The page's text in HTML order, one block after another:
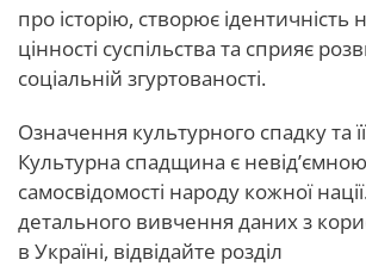
про історію, створює ідентичність
цінності суспільства та сприяє
соціальній згуртованості.
Означення культурного спадку та
Культурна спадщина є
самосвідомості народу кожної
детального вивчення даних з
в Україні, відвідайте розділ